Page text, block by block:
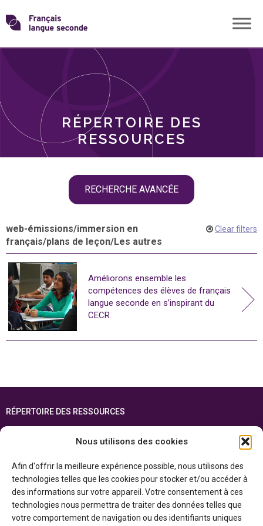
Nous utilisons des cookies
Afin d'offrir la meilleure expérience possible, nous utilisons des
technologies telles que les cookies pour stocker et/ou accéder à
des informations sur votre appareil. Votre consentement à ces
technologies nous permettra de traiter des données telles que
votre comportement de navigation ou des identifiants uniques
Skip
toTransformons
langue
RÉPERTOIRE DES
RESSOURCES
RECHERCHE AVANCÉE
THÈMES
web-émissions/immersion en
français/plans de leçon/Les autres
Clear filters
Améliorons ensemble les
compétences des élèves de français
langue seconde en s’inspirant du
CECR
RÉPERTOIRE DES RESSOURCES
ENGLISH
Cette ressource est réalisée grâce au soutien financier du gouvernement de
l’Ontario et du gouvernement duCanada par l’entremise du ministère du
Patrimoine canadien